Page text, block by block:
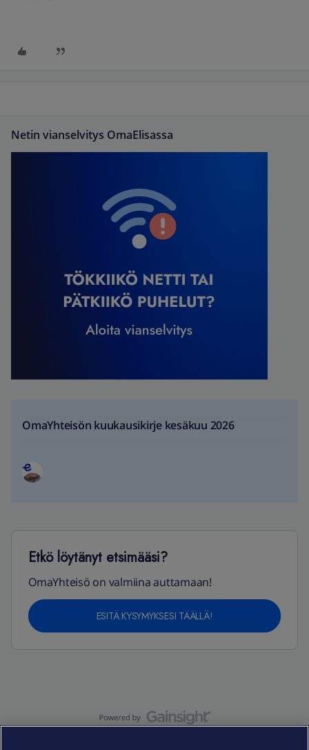
Netin vianselvitys OmaElisassa
OmaYhteisön kuukausikirje kesäkuu 2026
Etkö löytänyt etsimääsi?
OmaYhteisö on valmiina auttamaan!
ESITÄ KYSYMYKSESI TÄÄLLÄ!